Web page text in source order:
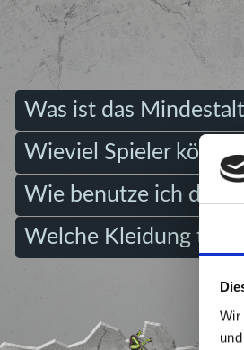
Wir
Was ist das
Wieviel Spieler
Wie benutze ich die
Welche Kleidung trage